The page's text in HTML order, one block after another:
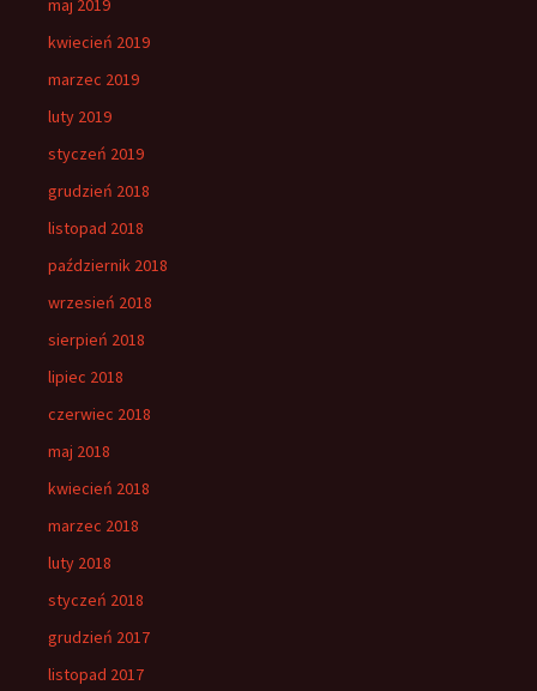
maj 2019
kwiecień 2019
marzec 2019
luty 2019
styczeń 2019
grudzień 2018
listopad 2018
październik 2018
wrzesień 2018
sierpień 2018
lipiec 2018
czerwiec 2018
maj 2018
kwiecień 2018
marzec 2018
luty 2018
styczeń 2018
grudzień 2017
listopad 2017